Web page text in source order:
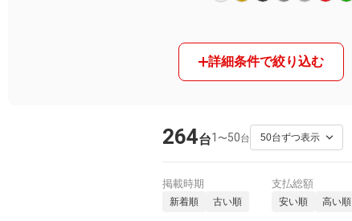
詳細条件で絞り込む
264台1 〜50台
掲載時期
新着順 古い順
支払総額
安い順 高い順